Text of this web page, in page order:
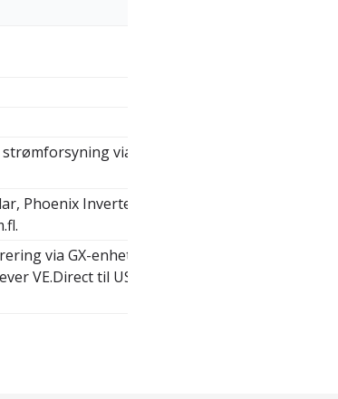
via
Phoenix Inverter
via GX-enhet
VE.Direct til USB-